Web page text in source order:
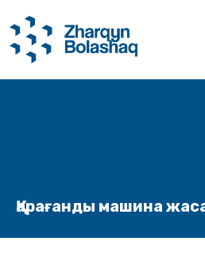
Қарағанды машина